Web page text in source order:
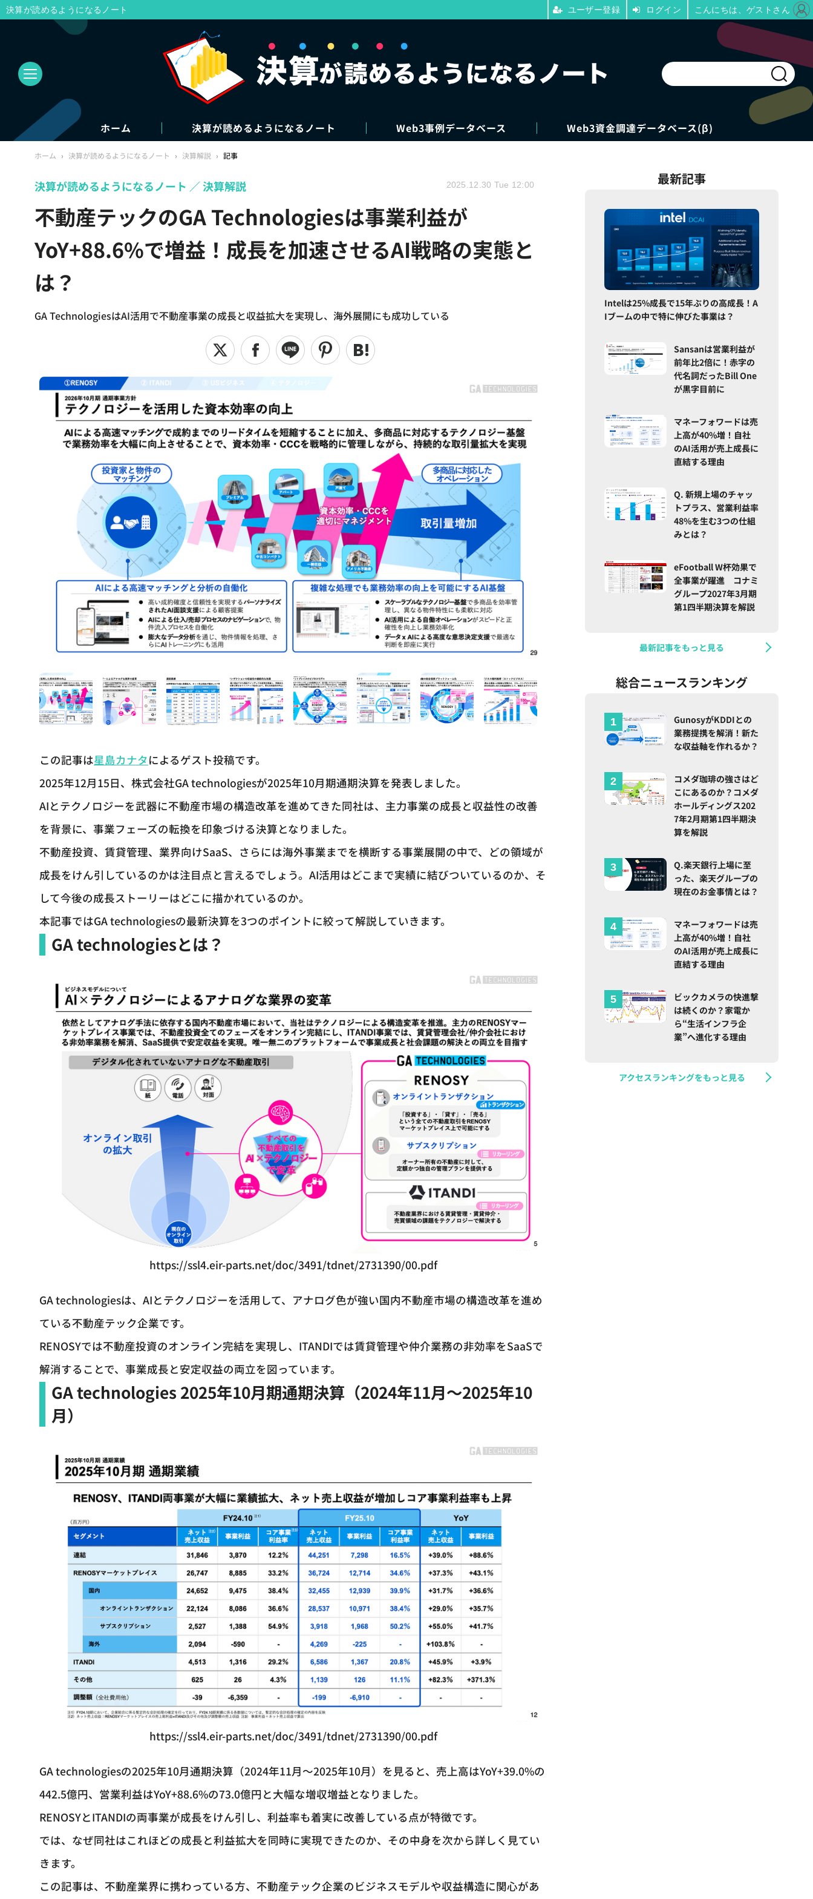
ホーム 決算が読めるようになるノート Web3事例データベース Web3資金調達データベース(β)
ホーム › 決算が読めるようになるノート › 決算解説 › 記事
不動産テックのGA Technologiesは事業利益が
YoY+88.6%で増益！成長を加速させるAI戦略の実態と
は？
GA TechnologiesはAI活用で不動産事業の成長と収益拡大を実現し、海外展開にも成功している
決算が読めるようになるノート 決算解説 2025.12.30 Tue 12:00
この記事は星島カナタによるゲスト投稿です。
2025年12月15日、株式会社GA technologiesが2025年10月期通期決算を発表しました。
AIとテクノロジーを武器に不動産市場の構造改革を進めてきた同社は、主力事業の成長と収益性の改善
を背景に、事業フェーズの転換を印象づける決算となりました。
不動産投資、賃貸管理、業界向けSaaS、さらには海外事業までを横断する事業展開の中で、どの領域が
成長をけん引しているのかは注目点と言えるでしょう。AI活用はどこまで実績に結びついているのか、そ
して今後の成長ストーリーはどこに描かれているのか。
本記事ではGA technologiesの最新決算を3つのポイントに絞って解説していきます。
GA technologiesとは？
https://ssl4.eir-parts.net/doc/3491/tdnet/2731390/00.pdf
GA technologiesは、AIとテクノロジーを活用して、アナログ色が強い国内不動産市場の構造改革を進め
ている不動産テック企業です。
RENOSYでは不動産投資のオンライン完結を実現し、ITANDIでは賃貸管理や仲介業務の非効率をSaaSで
解消することで、事業成長と安定収益の両立を図っています。
GA technologies 2025年10月期通期決算（2024年11月～2025年10
月）
https://ssl4.eir-parts.net/doc/3491/tdnet/2731390/00.pdf
GA technologiesの2025年10月通期決算（2024年11月～2025年10月）を見ると、売上高はYoY+39.0%の
442.5億円、営業利益はYoY+88.6%の73.0億円と大幅な増収増益となりました。
RENOSYとITANDIの両事業が成長をけん引し、利益率も着実に改善している点が特徴です。
では、なぜ同社はこれほどの成長と利益拡大を同時に実現できたのか、その中身を次から詳しく見てい
きます。
この記事は、不動産業界に携わっている方、不動産テック企業のビジネスモデルや収益構造に関心があ
最新記事
Intelは25%成長で15年ぶりの高成長！A
Iブームの中で特に伸びた事業は？
Sansanは営業利益が
前年比2倍に！赤字の
代名詞だったBill One
が黒字目前に
マネーフォワードは売
上高が40%増！自社
のAI活用が売上成長に
直結する理由
Q. 新規上場のチャッ
トプラス、営業利益率
48%を生む3つの仕組
みとは？
eFootball W杯効果で
全事業が躍進 コナミ
グループ2027年3月期
第1四半期決算を解説
最新記事をもっと見る
総合ニュースランキング
GunosyがKDDIとの
業務提携を解消！新た
な収益軸を作れるか？
コメダ珈琲の強さはど
こにあるのか？コメダ
ホールディングス202
7年2月期第1四半期決
算を解説
Q.楽天銀行上場に至
った、楽天グループの
現在のお金事情とは？
マネーフォワードは売
上高が40%増！自社
のAI活用が売上成長に
直結する理由
ビックカメラの快進撃
は続くのか？家電か
ら“生活インフラ企
業”へ進化する理由
アクセスランキングをもっと見る
決算が読めるようになるノート ユーザー登録 ログイン こんにちは、ゲストさん